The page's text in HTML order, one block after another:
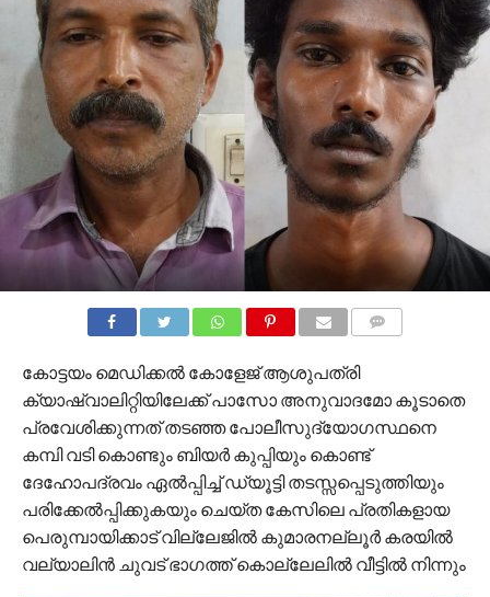
കോട്ടയം മെഡിക്കൽ കോളേജ് ആശുപത്രി
ക്യാഷ്വാലിറ്റിയിലേക്ക് പാസോ അനുവാദമോ കൂടാതെ
പ്രവേശിക്കുന്നത് തടഞ്ഞ പോലീസുദ്യോഗസ്ഥനെ
കമ്പി വടി കൊണ്ടും ബിയർ കുപ്പിയും കൊണ്ട്
ദേഹോപദ്രവം ഏൽപ്പിച്ച് ഡ്യൂട്ടി തടസ്സപ്പെടുത്തിയും
പരിക്കേൽപ്പിക്കുകയും ചെയ്ത കേസിലെ പ്രതികളായ
പെരുമ്പായിക്കാട് വില്ലേജിൽ കുമാരനല്ലൂർ കരയിൽ
വല്യാലിൻ ചുവട് ഭാഗത്ത് കൊല്ലേലിൽ വീട്ടിൽ നിന്നും